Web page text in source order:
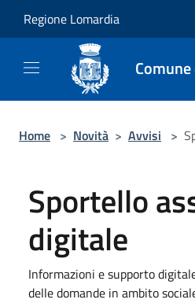
Regione Lomardia
Home > Novità > Avvisi >
Sportello
digitale
Informazioni e supporto
delle domande in ambito